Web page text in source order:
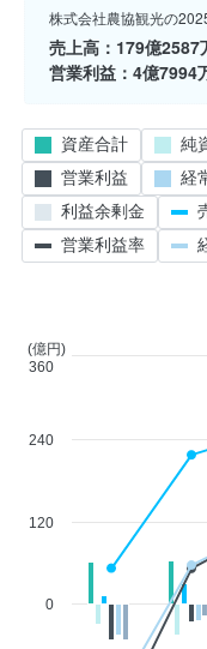
株式会社農協観光の
売上高
179億2587
営業利益
4億7994
0
120
240
(億円)
360
資産合計 純
営業利益
経
利益余剰金
営業利益率